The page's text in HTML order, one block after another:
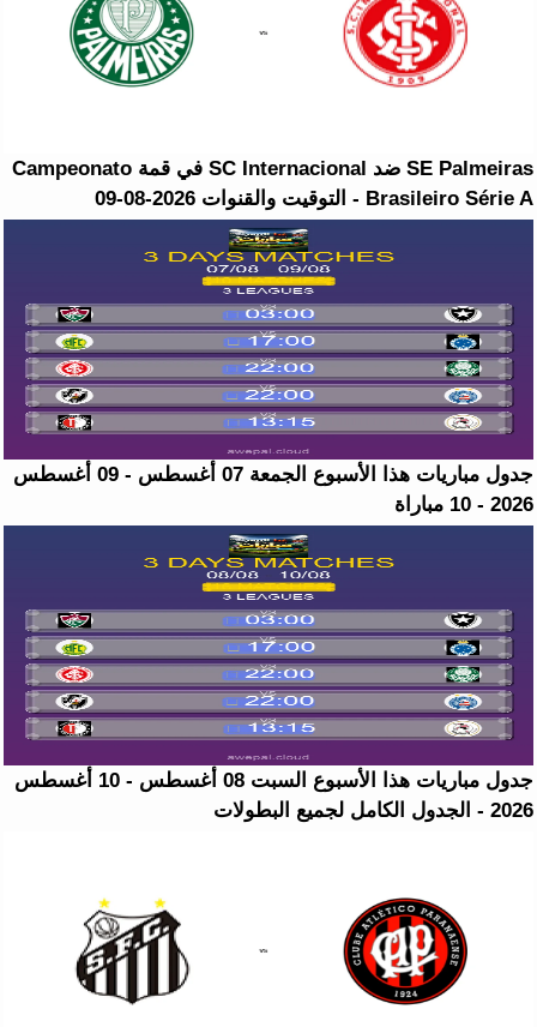
SE Palmeiras ضد SC Internacional في قمة Campeonato
Brasileiro Série A - التوقيت والقنوات 2026-08-09
جدول مباريات هذا الأسبوع الجمعة 07 أغسطس - 09 أغسطس
2026 - 10 مباراة
جدول مباريات هذا الأسبوع السبت 08 أغسطس - 10 أغسطس
2026 - الجدول الكامل لجميع البطولات